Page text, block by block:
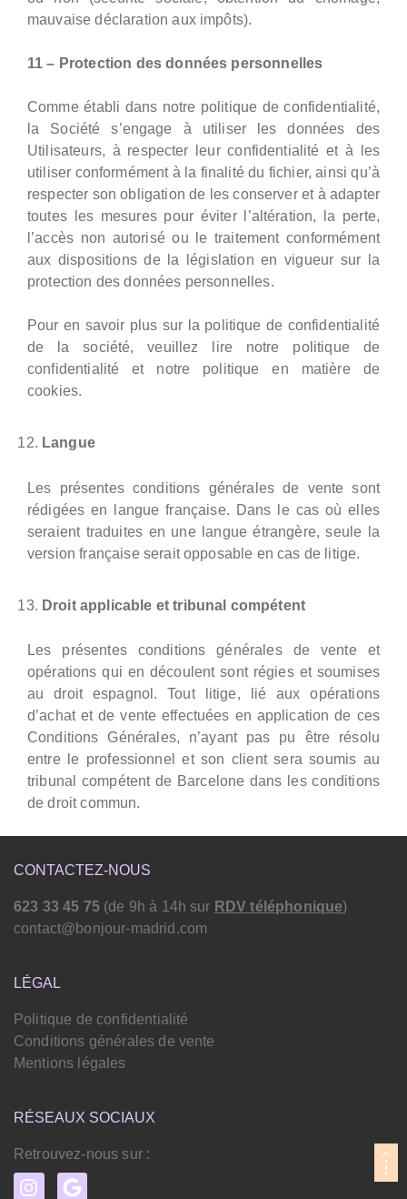
mauvaise déclaration aux impôts).
11 – Protection des données personnelles
Comme établi dans notre politique de confidentialité,
la Société s’engage à utiliser les données des
Utilisateurs, à respecter leur confidentialité et à les
utiliser conformément à la finalité du fichier, ainsi qu’à
respecter son obligation de les conserver et à adapter
toutes les mesures pour éviter l’altération, la perte,
l’accès non autorisé ou le traitement conformément
aux dispositions de la législation en vigueur sur la
protection des données personnelles.
Pour en savoir plus sur la politique de confidentialité
de la société, veuillez lire notre politique de
confidentialité et notre politique en matière de
cookies.
Langue
Les présentes conditions générales de vente sont
rédigées en langue française. Dans le cas où elles
seraient traduites en une langue étrangère, seule la
version française serait opposable en cas de litige.
Droit applicable et tribunal compétent
Les présentes conditions générales de vente et
opérations qui en découlent sont régies et soumises
au droit espagnol. Tout litige, lié aux opérations
d’achat et de vente effectuées en application de ces
Conditions Générales, n’ayant pas pu être résolu
entre le professionnel et son client sera soumis au
tribunal compétent de Barcelone dans les conditions
de droit commun.
CONTACTEZ-NOUS
623 33 45 75(de 9h à 14h sur RDV téléphonique)
contact@bonjour-madrid.com
LÉGAL
Politique de confidentialité
Conditions générales de vente
Mentions légales
RÉSEAUX SOCIAUX
Retrouvez-nous sur :